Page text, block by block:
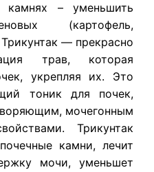
– уменьшить
(картофель,
— прекрасно
трав, которая
укрепляя их. Это
тоник для почек,
мочегонным
Трикунтак
камни, лечит
мочи, уменьшет